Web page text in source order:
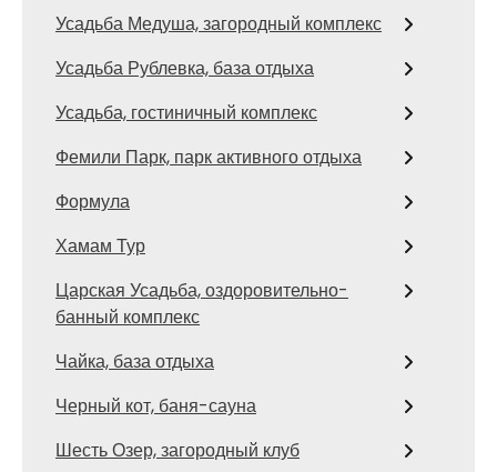
Усадьба Медуша, загородный комплекс
Усадьба Рублевка, база отдыха
Усадьба, гостиничный комплекс
Фемили Парк, парк активного отдыха
Формула
Хамам Тур
Царская Усадьба, оздоровительно-
банный комплекс
Чайка, база отдыха
Черный кот, баня-сауна
Шесть Озер, загородный клуб